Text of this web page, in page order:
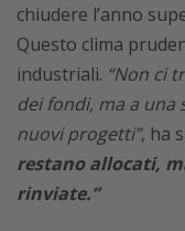
chiudere l’anno
Questo clima
industriali. “Non ci
dei fondi, ma a
nuovi progetti”, ha
restano allocati,
rinviate.”